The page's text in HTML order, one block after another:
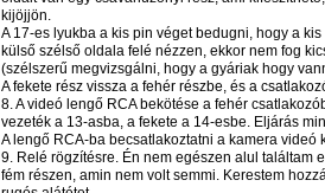
kijöjjön.
A 17-es lyukba a kis pin véget bedugni, hogy a
külső szélső oldala felé nézzen, ekkor nem fog
(szélszerű megvizsgálni, hogy a gyáriak hogy
A fekete rész vissza a fehér részbe, és a
8. A videó lengő RCA bekötése a fehér
vezeték a 13-asba, a fekete a 14-esbe. Eljárás
A lengő RCA-ba becsatlakoztatni a kamera videó
9. Relé rögzítésre. Én nem egészen alul találtam
fém részen, amin nem volt semmi. Kerestem